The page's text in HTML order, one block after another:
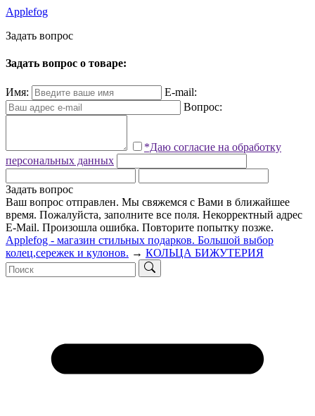
Applefog
Задать вопрос
Задать вопрос о товаре:
Имя:
E-mail:
Вопрос:
*Даю согласие на обработку
персональных данных
Задать вопрос
Ваш вопрос отправлен. Мы свяжемся с Вами в ближайшее
время. Пожалуйста, заполните все поля. Некорректный адрес
E-Mail. Произошла ошибка. Повторите попытку позже.
Applefog - магазин стильных подарков. Большой выбор
колец,сережек и кулонов. → КОЛЬЦА БИЖУТЕРИЯ